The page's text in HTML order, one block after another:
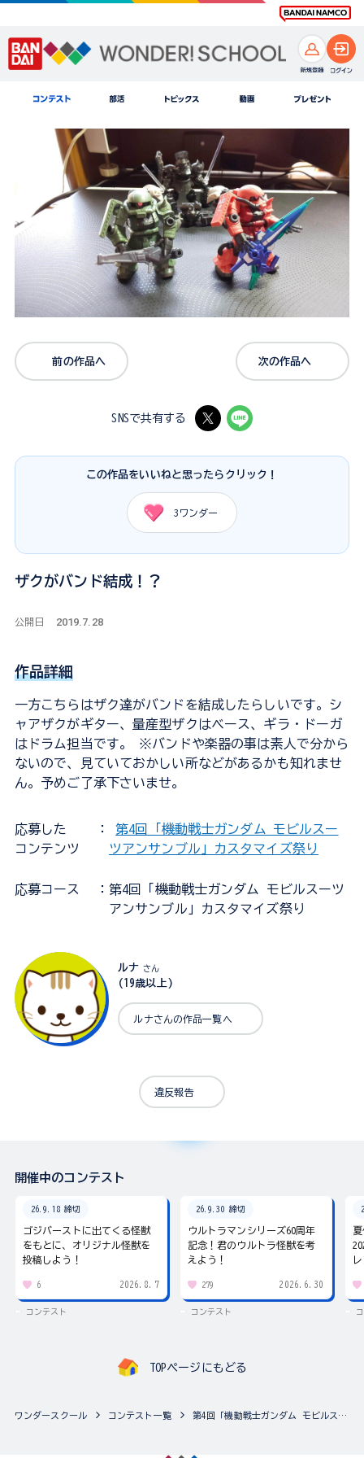
前の作品へ 次の作品へ
SNSで共有する
この作品をいいねと思ったらクリック！
3 ワンダー
ザクがバンド結成！？
公開日 2019.7.28
作品詳細
一方こちらはザク達がバンドを結成したらしいです。シ
ャアザクがギター、量産型ザクはベース、ギラ・ドーガ
はドラム担当です。 ※バンドや楽器の事は素人で分から
ないので、見ていておかしい所などがあるかも知れませ
ん。予めご了承下さいませ。
応募した
コンテンツ
：第4回「機動戦士ガンダム モビルスー
ツアンサンブル」カスタマイズ祭り
応募コース
：第4回「機動戦士ガンダム モビルスーツ
アンサンブル」カスタマイズ祭り
ルナ さん
(19歳以上)
ルナさんの作品一覧へ
違反報告
開催中のコンテスト
26.9.18 締切
ゴジバーストに出てくる怪獣
をもとに、オリジナル怪獣を
投稿しよう！
6 2026.8.7
コンテスト
26.9.30 締切
ウルトラマンシリーズ60周年
記念！君のウルトラ怪獣を考
えよう！
279 2026.6.30
コンテスト
TOPページにもどる
ワンダースクール コンテスト一覧 第4回「機動戦士ガンダム モビルスーツアンサンブル」カスタマイズ祭り